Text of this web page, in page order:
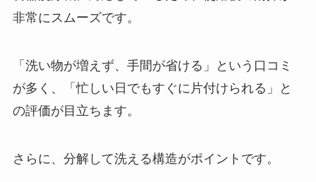
非常にスムーズです。
「洗い物が増えず、手間が省ける」という口コミ
が多く、「忙しい日でもすぐに片付けられる」と
の評価が目立ちます。
さらに、分解して洗える構造がポイントです。